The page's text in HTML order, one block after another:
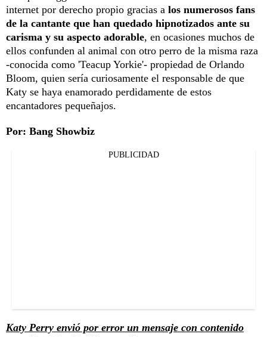
internet por derecho propio gracias a los numerosos fans
de la cantante que han quedado hipnotizados ante su
carisma y su aspecto adorable, en ocasiones muchos de
ellos confunden al animal con otro perro de la misma raza
-conocida como 'Teacup Yorkie'- propiedad de Orlando
Bloom, quien sería curiosamente el responsable de que
Katy se haya enamorado perdidamente de estos
encantadores pequeñajos.
Por: Bang Showbiz
PUBLICIDAD
Katy Perry envió por error un mensaje con contenido